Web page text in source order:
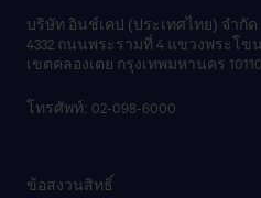
บริษัท อินช์เคป (ประเทศไทย) จำกัด
4332 ถนนพระรามที่ 4 แขวงพระโข
เขตคลองเตย กรุงเทพมหานคร 10110
โทรศัพท์: 02-098-6000
ข้อสงวนสิทธิ์